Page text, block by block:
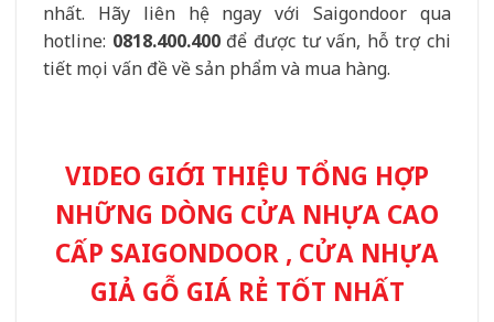
nhất. Hãy liên hệ ngay với Saigondoor qua
hotline: 0818.400.400để được tư vấn, hỗ trợ chi
tiết mọi vấn đề về sản phẩm và mua hàng.
VIDEO GIỚI THIỆU TỔNG HỢP
NHỮNG DÒNG CỬA NHỰA CAO
CẤP SAIGONDOOR , CỬA NHỰA
GIẢ GỖ GIÁ RẺ TỐT NHẤT